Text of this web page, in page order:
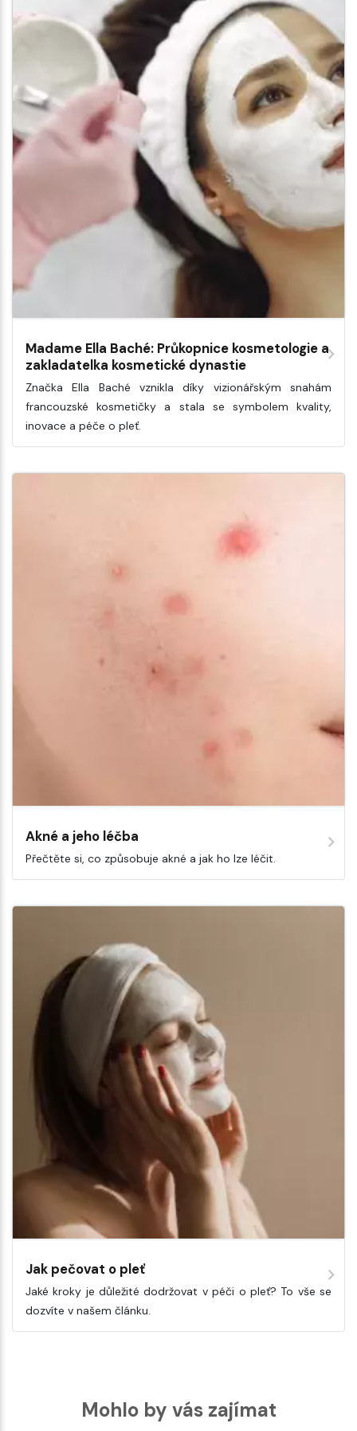
Madame Ella Baché: Průkopnice kosmetologie a
zakladatelka kosmetické dynastie
Značka Ella Baché vznikla díky vizionářským snahám
francouzské kosmetičky a stala se symbolem kvality,
inovace a péče o pleť.
Akné a jeho léčba
Přečtěte si, co způsobuje akné a jak ho lze léčit.
Jak pečovat o pleť
Jaké kroky je důležité dodržovat v péči o pleť? To vše se
dozvíte v našem článku.
Mohlo by vás zajímat